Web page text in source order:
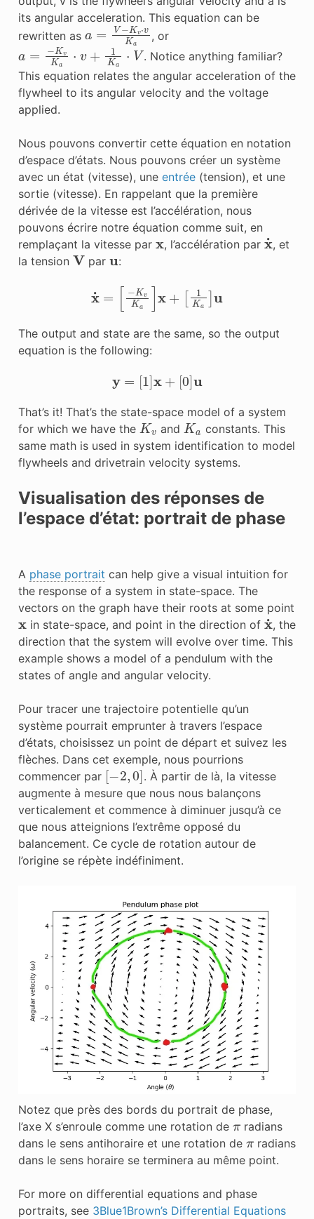
its angular acceleration. This equation can be
rewritten as a=V−Kv⋅vK a
, or
KvK Ka ⋅V
. Notice anything familiar?
This equation relates the angular acceleration of the
flywheel to its angular velocity and the voltage
applied.
Nous pouvons convertir cette équation en notation
d’espace d’états. Nous pouvons créer un système
avec un état (vitesse), une entrée(tension), et une
sortie(vitesse). En rappelant que la première
dérivée de la vitesse est l’accélération, nous
pouvons écrire notre équation comme suit, en
remplaçant la vitesse par x, l’accélération par x, et
la tension V paru:
− vKa [1 K a]
The output and state are the same, so the output
equation is the following:
y [1]x+ [ 0]u
That’s it! That’s the state-space model of a system
for which we have the Kv and Ka constants. This
same math is used in system identification to model
flywheels and drivetrain velocity systems.
Visualisation des réponses de
l’espace d’état: portrait de phase
A phase portrait can help give a visual intuition for
the response of a system in state-space. The
vectors on the graph have their roots at some point
xin state-space, and point in the direction of x˙, the
direction that the system will evolve over time. This
example shows a model of a pendulum with the
states of angle and angular velocity.
Pour tracer une trajectoire potentielle qu’un
système pourrait emprunter à travers l’espace
d’états, choisissez un point de départ et suivez les
flèches. Dans cet exemple, nous pourrions
commencer par [ −2,0]. À partir de là, la vitesse
augmente à mesure que nous nous balançons
verticalement et commence à diminuer jusqu’à ce
que nous atteignions l’extrême opposé du
balancement. Ce cycle de rotation autour de
l’origine se répète indéfiniment.
Notez que près des bords du portrait de phase,
l’axe X s’enroule comme une rotation de πradians
dans le sens antihoraire et une rotation de πradians
dans le sens horaire se terminera au même point.
For more on differential equations and phase
portraits, see 3Blue1Brown’s Differential Equations